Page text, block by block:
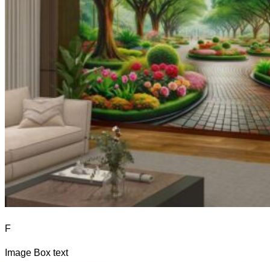
F
Image Box text